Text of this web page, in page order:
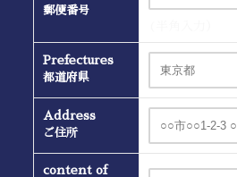
郵便番号
Prefectures
都道府県
Address
ご住所
content of